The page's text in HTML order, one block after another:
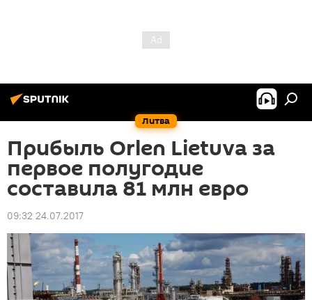
Литва
Прибыль Orlen Lietuva за
первое полугодие
составила 81 млн евро
09:32 24.07.2017